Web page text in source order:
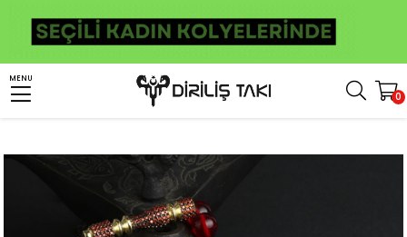
MENU
0
Kehribar Tesbih
Kırmızı Taneli Püskülü Ayyıldız Detaylı Ateş Kehribar Tesbih